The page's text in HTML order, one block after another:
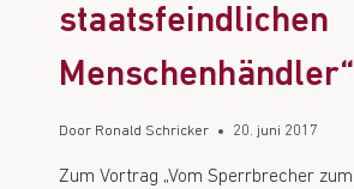
staatsfeindlichen
Menschenhändler“
Door Ronald Schricker 20. juni 2017
Zum Vortrag „Vom Sperrbrecher zum